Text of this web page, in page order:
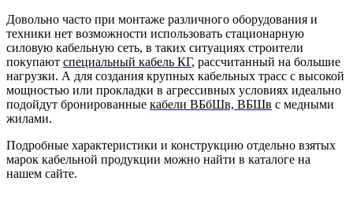
Довольно часто при монтаже различного оборудования и
техники нет возможности использовать стационарную
силовую кабельную сеть, в таких ситуациях строители
покупают специальный кабель КГ, рассчитанный на большие
нагрузки. А для создания крупных кабельных трасс с высокой
мощностью или прокладки в агрессивных условиях идеально
подойдут бронированные кабели ВБбШв, ВБШв с медными
жилами.
Подробные характеристики и конструкцию отдельно взятых
марок кабельной продукции можно найти в каталоге на
нашем сайте.